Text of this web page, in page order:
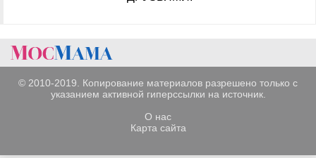
© 2010-2019. Копирование материалов разрешено только с
указанием активной гиперссылки на источник.
О нас
Карта сайта